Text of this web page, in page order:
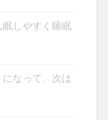
しやすく睡眠
なって、次は